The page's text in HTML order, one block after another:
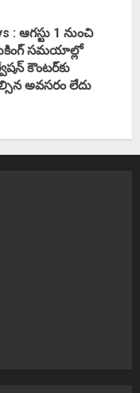
: ఆగస్టు 1 నుంచి
సమయాల్లో
కౌంటర్‌కు
అవసరం లేదు